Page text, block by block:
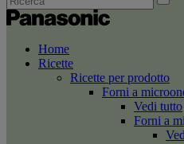
Home
Ricette
Ricette per prodotto
Forni a
Vedi tutto
Forni a